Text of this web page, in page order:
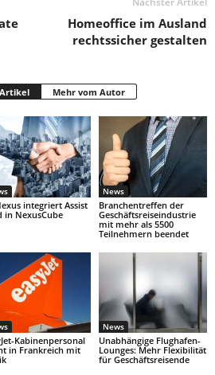
Homeoffice im Ausland
rechtssicher gestalten
Mehr vom Autor
integriert Assist
in NexusCube
News
Branchentreffen der
Geschäftsreiseindustrie
mit mehr als 5500
Teilnehmern beendet
Kabinenpersonal
in Frankreich mit
News
Unabhängige Flughafen-
Lounges: Mehr Flexibilität
für Geschäftsreisende